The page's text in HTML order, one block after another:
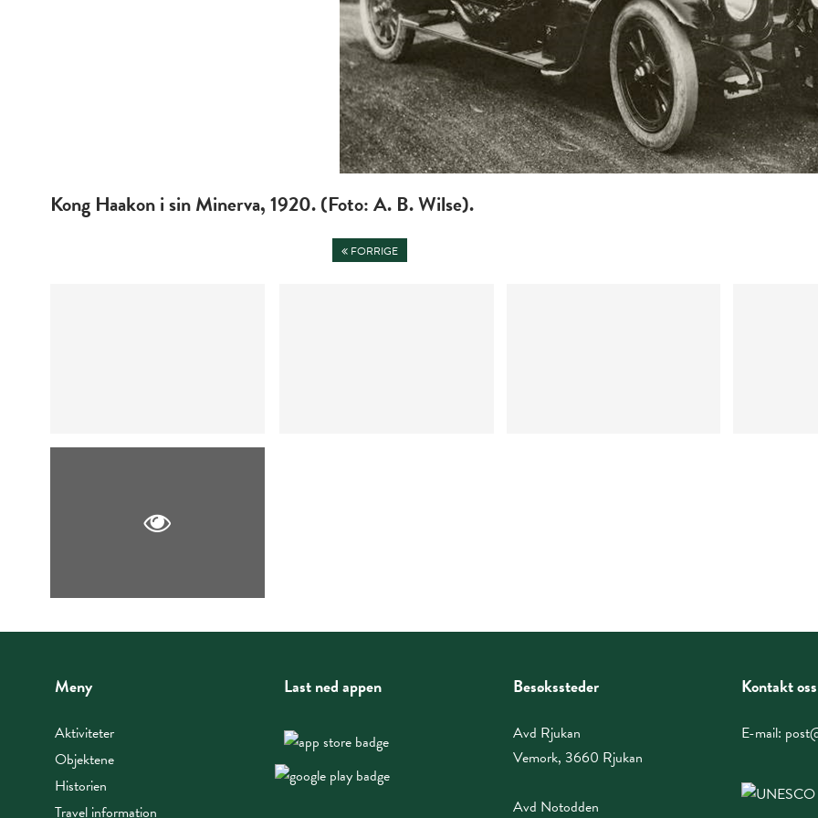
Kong Haakon i sin Minerva, 1920. (Foto: A. B. Wilse).
FORRIGE
Meny
Aktiviteter
Objektene
Historien
Travel information
Last ned appen Besøkssteder
Avd Rjukan
Vemork, 3660 Rjukan
Avd Notodden
Kontakt oss
E-mail: